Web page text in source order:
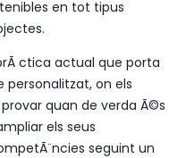
en tot tipus
ctica actual que porta
on els
quan de verda Ã©s
els seus
seguint un